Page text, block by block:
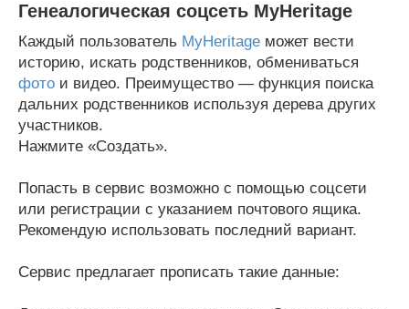
Генеалогическая соцсеть MyHeritage
Каждый пользователь MyHeritage может вести
историю, искать родственников, обмениваться
фото и видео. Преимущество — функция поиска
дальних родственников используя дерева других
участников.
Нажмите «Создать».
Попасть в сервис возможно с помощью соцсети
или регистрации с указанием почтового ящика.
Рекомендую использовать последний вариант.
Сервис предлагает прописать такие данные: